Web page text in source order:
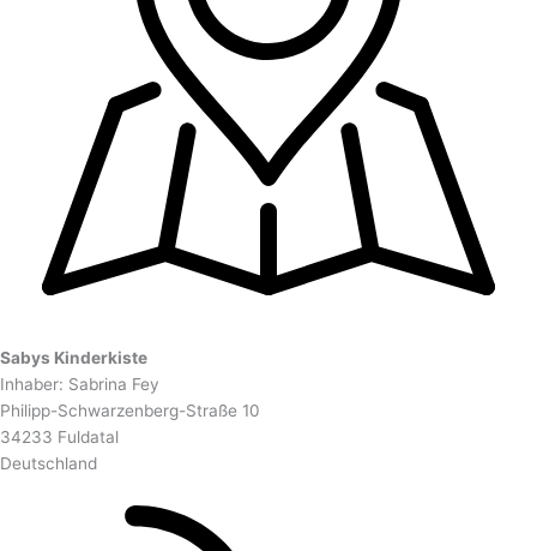
Sabys Kinderkiste
Inhaber: Sabrina Fey
Philipp-Schwarzenberg-Straße 10
34233 Fuldatal
Deutschland